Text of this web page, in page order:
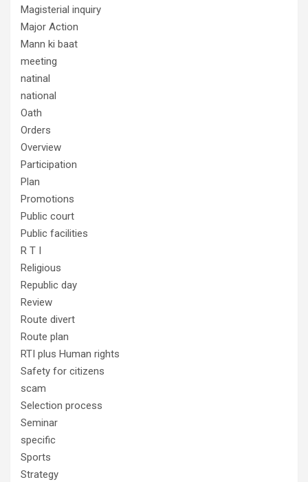
Magisterial inquiry
Major Action
Mann ki baat
meeting
natinal
national
Oath
Orders
Overview
Participation
Plan
Promotions
Public court
Public facilities
R T I
Religious
Republic day
Review
Route divert
Route plan
RTI plus Human rights
Safety for citizens
scam
Selection process
Seminar
specific
Sports
Strategy